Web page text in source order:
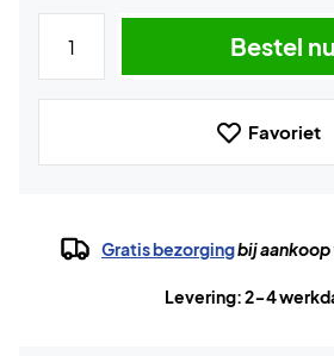
Bestel nu
Favoriet
Gratis bezorgingbij aankoop
Levering: 2-4